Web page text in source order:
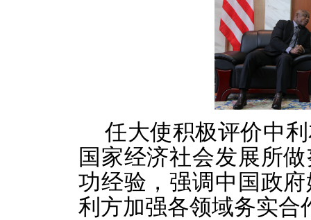
任大使积极评价中
国家经济社会发展所
功经验，强调中国政
利方加强各领域务实合